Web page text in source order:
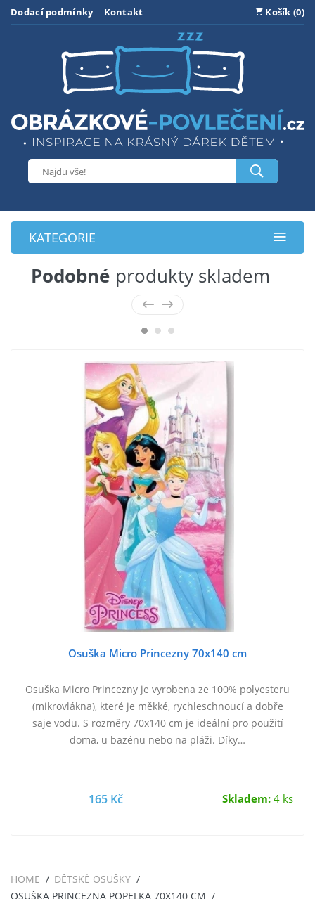
Dodací podmínky Kontakt Košík (0)
KATEGORIE
Podobné produkty skladem
Osuška Micro Princezny 70x140 cm
Osuška Micro Princezny je vyrobena ze 100% polyesteru
(mikrovlákna), které je měkké, rychleschnoucí a dobře
saje vodu. S rozměry 70x140 cm je ideální pro použití
doma, u bazénu nebo na pláži. Díky…
165 Kč Skladem:4 ks
HOME
DĚTSKÉ OSUŠKY
OSUŠKA PRINCEZNA POPELKA 70X140 CM